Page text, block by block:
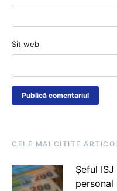
Sit web
CELE MAI CITITE
Șeful
personal